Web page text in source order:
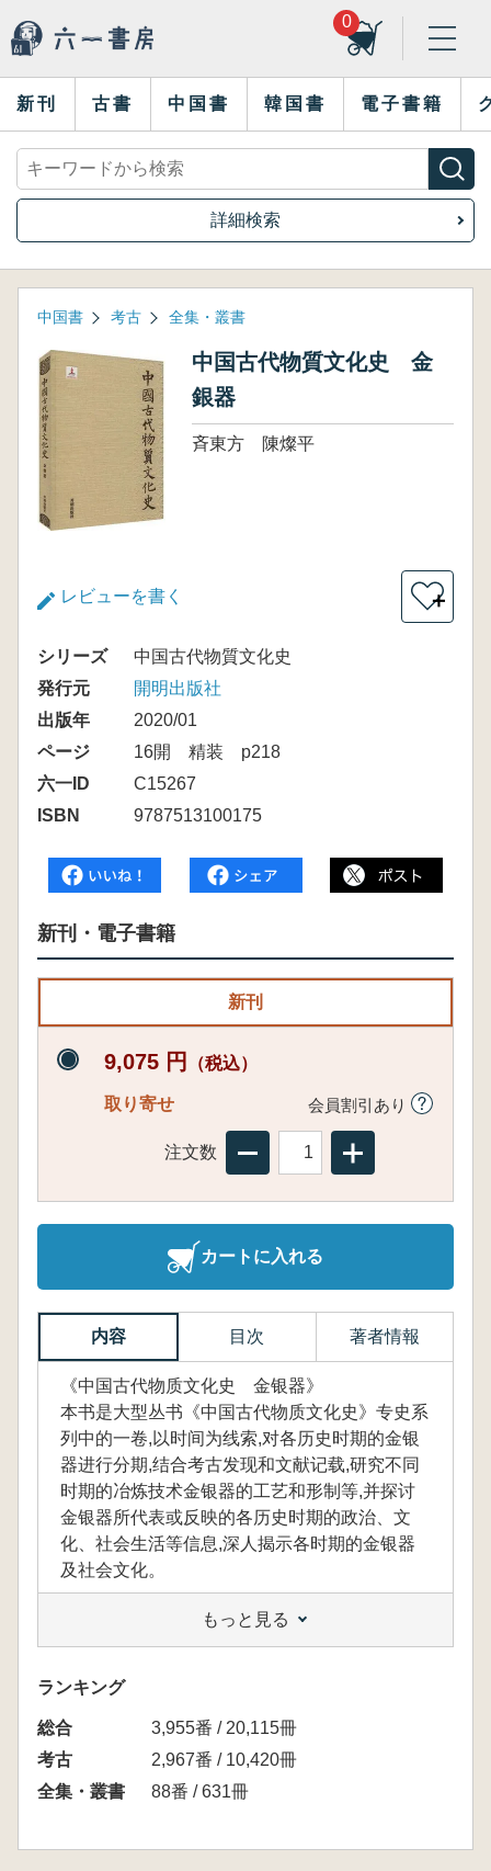
0
新刊 古書 中国書 韓国書 電子書籍
詳細検索
中国書 考古 全集・叢書
中国古代物質文化史 金
銀器
斉東方 陳燦平
レビューを書く ＋
シリーズ
中国古代物質文化史
発行元
開明出版社
出版年
2020/01
ページ
16開 精装 p218
六一ID
C15267
ISBN
9787513100175
新刊・電子書籍
新刊
9,075 円 （税込）
取り寄せ 会員割引あり
注文数
カートに入れる
内容 目次 著者情報
《中国古代物质文化史 金银器》
本书是大型丛书《中国古代物质文化史》专史系
列中的一卷,以时间为线索,对各历史时期的金银
器进行分期,结合考古发现和文献记载,研究不同
时期的冶炼技术金银器的工艺和形制等,并探讨
金银器所代表或反映的各历史时期的政治、文
化、社会生活等信息,深人揭示各时期的金银器
及社会文化。
另,本书是在《古代金银器》(文物出版社,2008
年)的基础上修改而成。尽可能吸收了原书出版
至今中国古代金银器的新发现和新的研究成果,
并加入新的论述,对诸多章节都做了增订、整理
和补论等;并按照《中国古代物质文化史》丛书
要求重新修改了文本、注释格式,增加插图和表
格等。
もっと見る
ランキング
総合
3,955番 / 20,115冊
考古
2,967番 / 10,420冊
全集・叢書
88番 / 631冊